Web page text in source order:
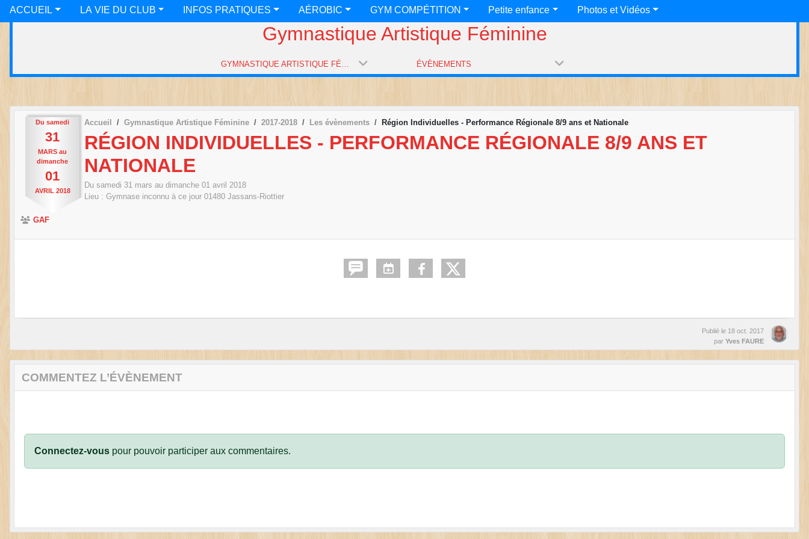
ACCUEIL LA VIE DU CLUB INFOS PRATIQUES AÉROBIC GYM COMPÉTITION Petite enfance Photos et Vidéos
Gymnastique Artistique Féminine
ÉVÈNEMENTS
Du samedi
31
MARS au
dimanche
01
AVRIL 2018
Accueil Gymnastique Artistique Féminine 2017-2018 Les évènements Région Individuelles - Performance Régionale 8/9 ans et Nationale
RÉGION INDIVIDUELLES - PERFORMANCE RÉGIONALE 8/9 ANS ET
NATIONALE
Du samedi 31 mars au dimanche 01 avril 2018
Lieu : Gymnase inconnu à ce jour 01480 Jassans-Riottier
GAF
Publié le 18 oct. 2017
par Yves FAURE
COMMENTEZ L’ÉVÈNEMENT
Connectez-vous pour pouvoir participer aux commentaires.